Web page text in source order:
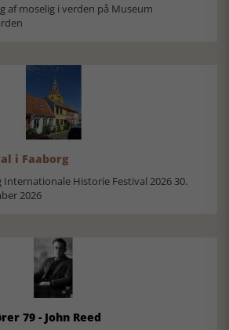
af moselig i verden på Museum
i Faaborg
Internationale Historie Festival 2026 30.
2026
79 - John Reed